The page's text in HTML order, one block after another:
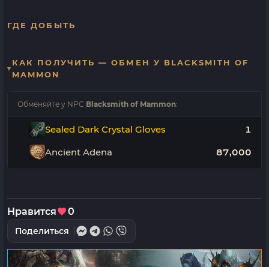
ГДЕ ДОБЫТЬ
КАК ПОЛУЧИТЬ — ОБМЕН У BLACKSMITH OF
MAMMON
Обменяйте у NPC Blacksmith of Mammon:
Sealed Dark Crystal Gloves 1
Ancient Adena 87,000
Нравится 0
Поделиться